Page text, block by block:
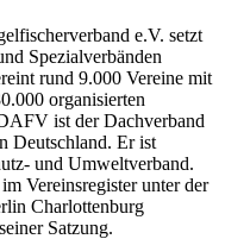
e.V. setzt
Spezialverbänden
rund 9.000 Vereine mit
organisierten
ist der Dachverband
Deutschland. Er ist
und Umweltverband.
Vereinsregister unter der
Charlottenburg
Satzung.